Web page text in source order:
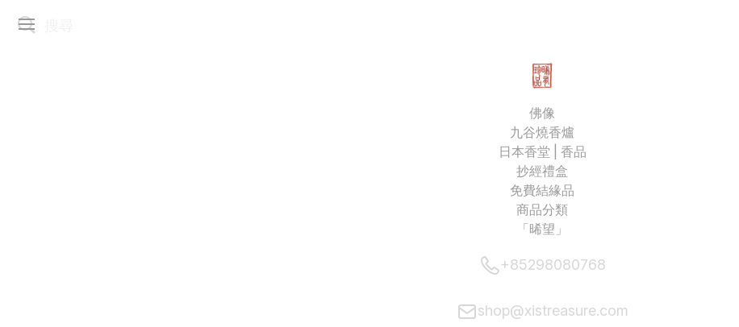
佛像
九谷燒香爐
日本香堂 | 香品
抄經禮盒
免費結緣品
商品分類
「晞望」
+85298080768
shop@xistreasure.com